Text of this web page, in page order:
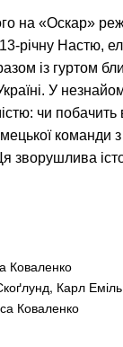
на «Оскар»
Настю,
із гуртом
У
чи побачить
команди
Коваленко
Карл
Коваленко